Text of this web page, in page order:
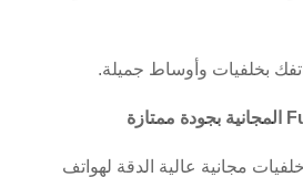
بخلفيات وأوساط جميلة.
تقدم Rare Wallpapers خلفيات مجانية عالية الدقة لهواتف